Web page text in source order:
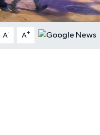
A- A+